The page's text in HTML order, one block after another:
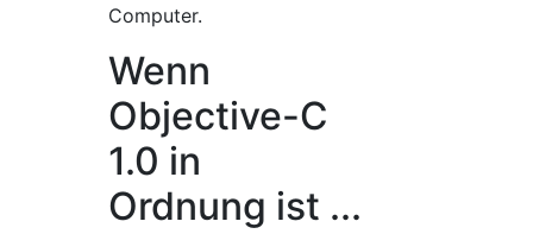
Computer.
Wenn
Objective-C
1.0 in
Ordnung ist ...